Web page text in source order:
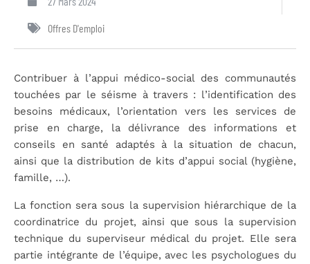
Offres D'emploi
Contribuer à l’appui médico-social des communautés
touchées par le séisme à travers : l’identification des
besoins médicaux, l’orientation vers les services de
prise en charge, la délivrance des informations et
conseils en santé adaptés à la situation de chacun,
ainsi que la distribution de kits d’appui social (hygiène,
famille, …).
La fonction sera sous la supervision hiérarchique de la
coordinatrice du projet, ainsi que sous la supervision
technique du superviseur médical du projet. Elle sera
partie intégrante de l’équipe, avec les psychologues du